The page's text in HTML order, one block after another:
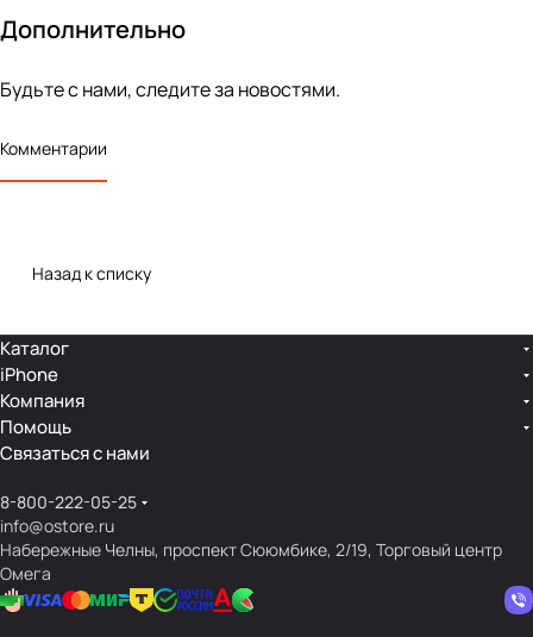
Дополнительно
Будьте с нами, следите за новостями.
Комментарии
Назад к списку
Каталог
iPhone
Компания
Помощь
Связаться с нами
8-800-222-05-25
info@ostore.ru
Набережные Челны, проспект Сююмбике, 2/19, Торговый центр
Омега